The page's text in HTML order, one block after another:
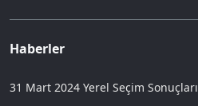
Haberler
31 Mart 2024 Yerel Seçim Sonuçları